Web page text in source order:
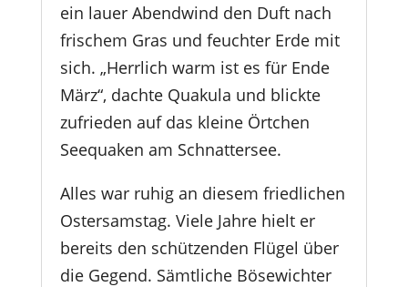
ein lauer Abendwind den Duft nach
frischem Gras und feuchter Erde mit
sich. „Herrlich warm ist es für Ende
März“, dachte Quakula und blickte
zufrieden auf das kleine Örtchen
Seequaken am Schnattersee.
Alles war ruhig an diesem friedlichen
Ostersamstag. Viele Jahre hielt er
bereits den schützenden Flügel über
die Gegend. Sämtliche Bösewichter